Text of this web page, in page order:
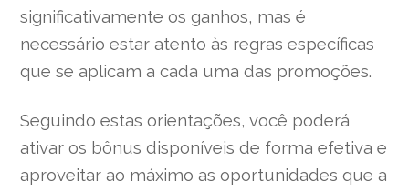
significativamente os ganhos, mas é
necessário estar atento às regras específicas
que se aplicam a cada uma das promoções.
Seguindo estas orientações, você poderá
ativar os bônus disponíveis de forma efetiva e
aproveitar ao máximo as oportunidades que a